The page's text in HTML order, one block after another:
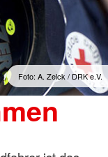
Foto: A. Zelck / DRK e.V.